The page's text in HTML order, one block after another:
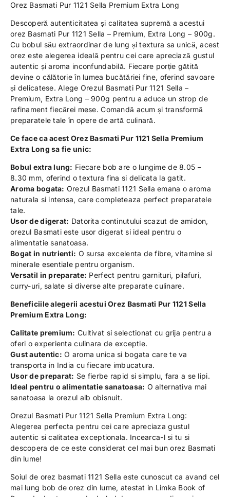
Orez Basmati Pur 1121 Sella Premium Extra Long
Descoperă autenticitatea și calitatea supremă a acestui
orez Basmati Pur 1121 Sella – Premium, Extra Long – 900g.
Cu bobul său extraordinar de lung și textura sa unică, acest
orez este alegerea ideală pentru cei care apreciază gustul
autentic și aroma inconfundabilă. Fiecare porție gătită
devine o călătorie în lumea bucătăriei fine, oferind savoare
și delicatese. Alege Orezul Basmati Pur 1121 Sella –
Premium, Extra Long – 900g pentru a aduce un strop de
rafinament fiecărei mese. Comandă acum și transformă
preparatele tale în opere de artă culinară.
Ce face ca acest Orez Basmati Pur 1121 Sella Premium
Extra Long sa fie unic:
Bobul extra lung: Fiecare bob are o lungime de 8.05 –
8.30 mm, oferind o textura fina si delicata la gatit.
Aroma bogata: Orezul Basmati 1121 Sella emana o aroma
naturala si intensa, care completeaza perfect preparatele
tale.
Usor de digerat: Datorita continutului scazut de amidon,
orezul Basmati este usor digerat si ideal pentru o
alimentatie sanatoasa.
Bogat in nutrienti: O sursa excelenta de fibre, vitamine si
minerale esentiale pentru organism.
Versatil in preparate: Perfect pentru garnituri, pilafuri,
curry-uri, salate si diverse alte preparate culinare.
Beneficiile alegerii acestui Orez Basmati Pur 1121 Sella
Premium Extra Long:
Calitate premium: Cultivat si selectionat cu grija pentru a
oferi o experienta culinara de exceptie.
Gust autentic: O aroma unica si bogata care te va
transporta in India cu fiecare imbucatura.
Usor de preparat: Se fierbe rapid si simplu, fara a se lipi.
Ideal pentru o alimentatie sanatoasa: O alternativa mai
sanatoasa la orezul alb obisnuit.
Orezul Basmati Pur 1121 Sella Premium Extra Long:
Alegerea perfecta pentru cei care apreciaza gustul
autentic si calitatea exceptionala. Incearca-l si tu si
descopera de ce este considerat cel mai bun orez Basmati
din lume!
Soiul de orez basmati 1121 Sella este cunoscut ca avand cel
mai lung bob de orez din lume, atestat in Limka Book of